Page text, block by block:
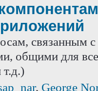
связанным
общими для
, George